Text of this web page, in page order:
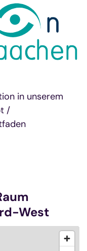
in unserem
/
West